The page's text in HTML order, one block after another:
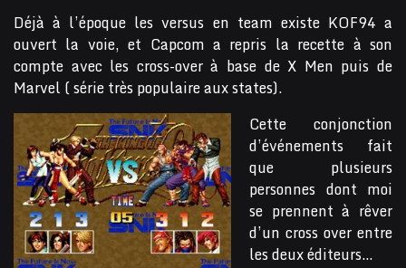
Déjà à l’époque les versus en team existe KOF94 a
ouvert la voie, et Capcom a repris la recette à son
compte avec les cross-over à base de X Men puis de
Marvel ( série très populaire aux states).
Cette conjonction
d’événements fait
que plusieurs
personnes dont moi
se prennent à rêver
d’un cross over entre
les deux éditeurs…